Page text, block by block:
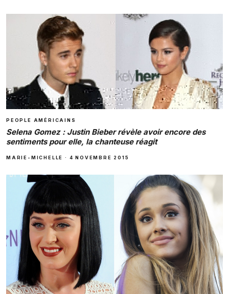
PEOPLE AMÉRICAINS
Selena Gomez : Justin Bieber révèle avoir encore des
sentiments pour elle, la chanteuse réagit
MARIE-MICHELLE · 4 NOVEMBRE 2015